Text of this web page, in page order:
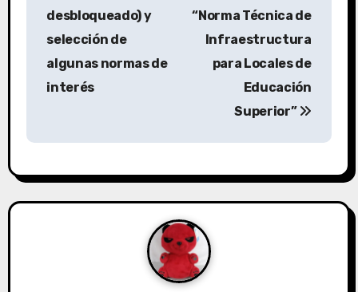
desbloqueado) y
selección de
algunas normas de
interés
“Norma Técnica de
Infraestructura
para Locales de
Educación
Superior”